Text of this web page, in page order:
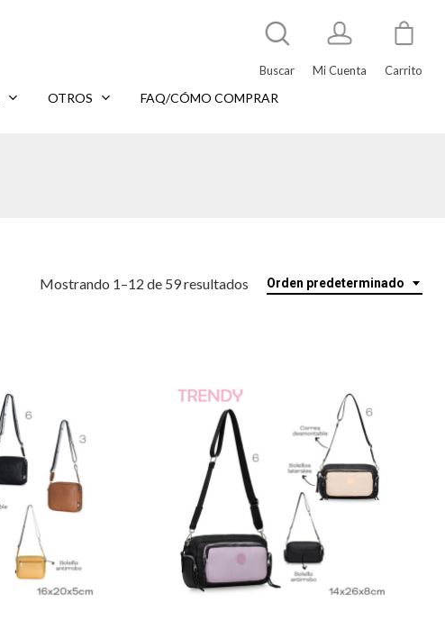
Buscar Mi Cuenta Carrito
OTROS FAQ/CÓMO COMPRAR
Orden predeterminado
Mostrando 1–12 de 59 resultados